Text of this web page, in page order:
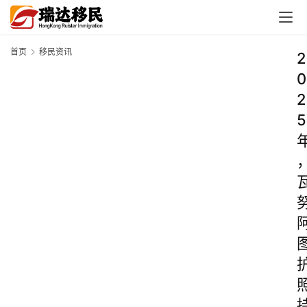
首页 移民资讯
2
0
2
5